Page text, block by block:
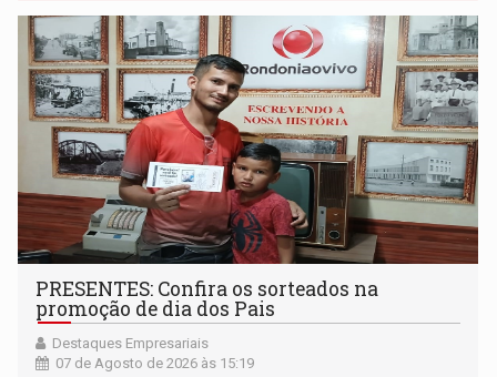
PRESENTES: Confira os sorteados na
promoção de dia dos Pais
Destaques Empresariais
07 de Agosto de 2026 às 15:19